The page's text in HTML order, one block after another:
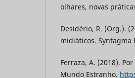
olhares, novas
Desidério, R. (Org.).
midiáticos. Syntagma
Ferraza, A. (2018).
Mundo Estranho.